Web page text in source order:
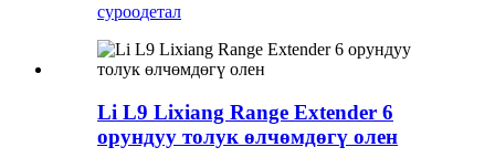
суроодетал
Li L9 Lixiang Range Extender 6
орундуу толук өлчөмдөгү олен